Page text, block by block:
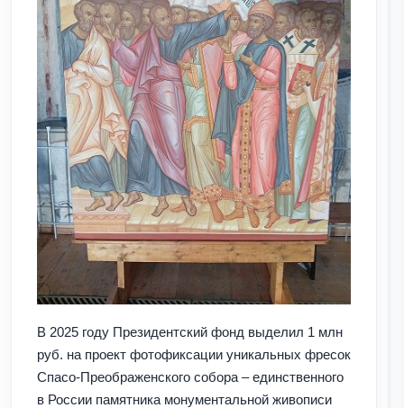
В 2025 году Президентский фонд выделил 1 млн
руб. на проект фотофиксации уникальных фресок
Спасо-Преображенского собора – единственного
в России памятника монументальной живописи